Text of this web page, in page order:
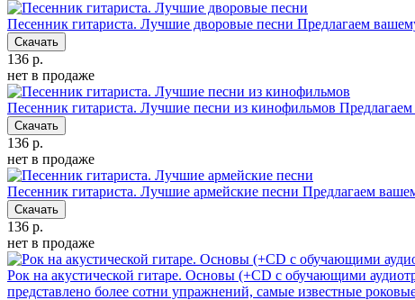
Песенник гитариста. Лучшие дворовые песни Предлагаем
Скачать
136 р.
нет в продаже
Песенник гитариста. Лучшие песни из кинофильмов
Скачать
136 р.
нет в продаже
Песенник гитариста. Лучшие армейские песни Предлагаем
Скачать
136 р.
нет в продаже
Рок на акустической гитаре. Основы (+CD с обучающими
представлено более сотни упражнений, самые известные